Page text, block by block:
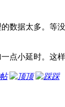
数据太多。等
点小延时。这
顶
踩